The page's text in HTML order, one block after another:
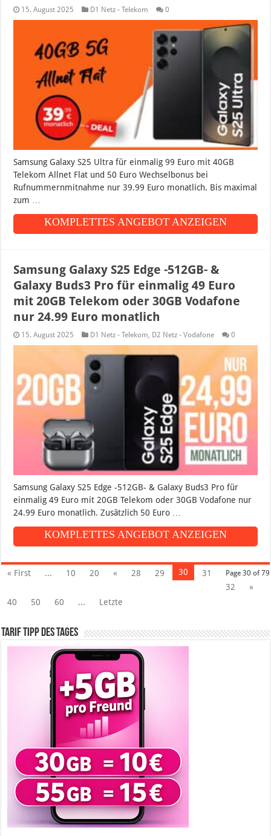
15. August 2025 D1 Netz - Telekom 0
Samsung Galaxy S25 Ultra für einmalig 99 Euro mit 40GB
Telekom Allnet Flat und 50 Euro Wechselbonus bei
Rufnummernmitnahme nur 39.99 Euro monatlich. Bis maximal
zum …
KOMPLETTES ANGEBOT ANZEIGEN
Samsung Galaxy S25 Edge -512GB- &
Galaxy Buds3 Pro für einmalig 49 Euro
mit 20GB Telekom oder 30GB Vodafone
nur 24.99 Euro monatlich
15. August 2025 D1 Netz - Telekom, D2 Netz - Vodafone 0
Samsung Galaxy S25 Edge -512GB- & Galaxy Buds3 Pro für
einmalig 49 Euro mit 20GB Telekom oder 30GB Vodafone nur
24.99 Euro monatlich. Zusätzlich 50 Euro …
KOMPLETTES ANGEBOT ANZEIGEN
Page 30 of 79
« First ... 10 20 « 28 29 30
31
32
»
40
50 60 ... Letzte
Tarif Tipp des Tages